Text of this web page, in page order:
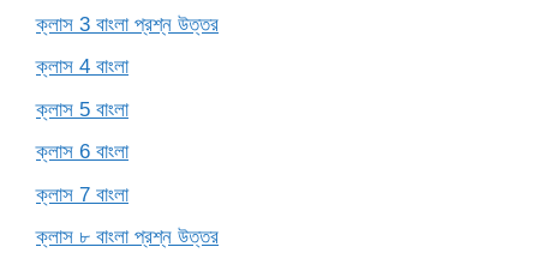
ক্লাস 3 বাংলা প্রশ্ন উত্তর
ক্লাস 4 বাংলা
ক্লাস 5 বাংলা
ক্লাস 6 বাংলা
ক্লাস 7 বাংলা
ক্লাস ৮ বাংলা প্রশ্ন উত্তর